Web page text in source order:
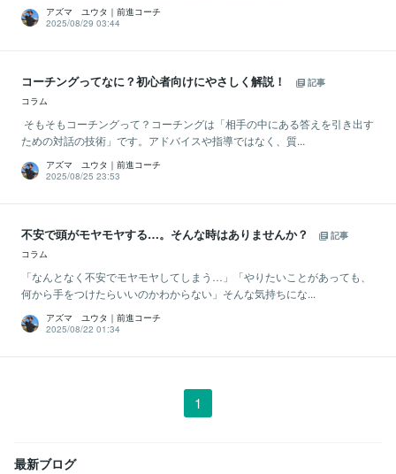
アズマ ユウタ｜前進コーチ
2025/08/29 03:44
コーチングってなに？初心者向けにやさしく解説！
記事
コラム
そもそもコーチングって？コーチングは「相手の中にある答えを引き出す
ための対話の技術」です。アドバイスや指導ではなく、質...
アズマ ユウタ｜前進コーチ
2025/08/25 23:53
不安で頭がモヤモヤする…。そんな時はありませんか？
記事
コラム
「なんとなく不安でモヤモヤしてしまう…」「やりたいことがあっても、
何から手をつけたらいいのかわからない」そんな気持ちにな...
アズマ ユウタ｜前進コーチ
2025/08/22 01:34
1
最新ブログ